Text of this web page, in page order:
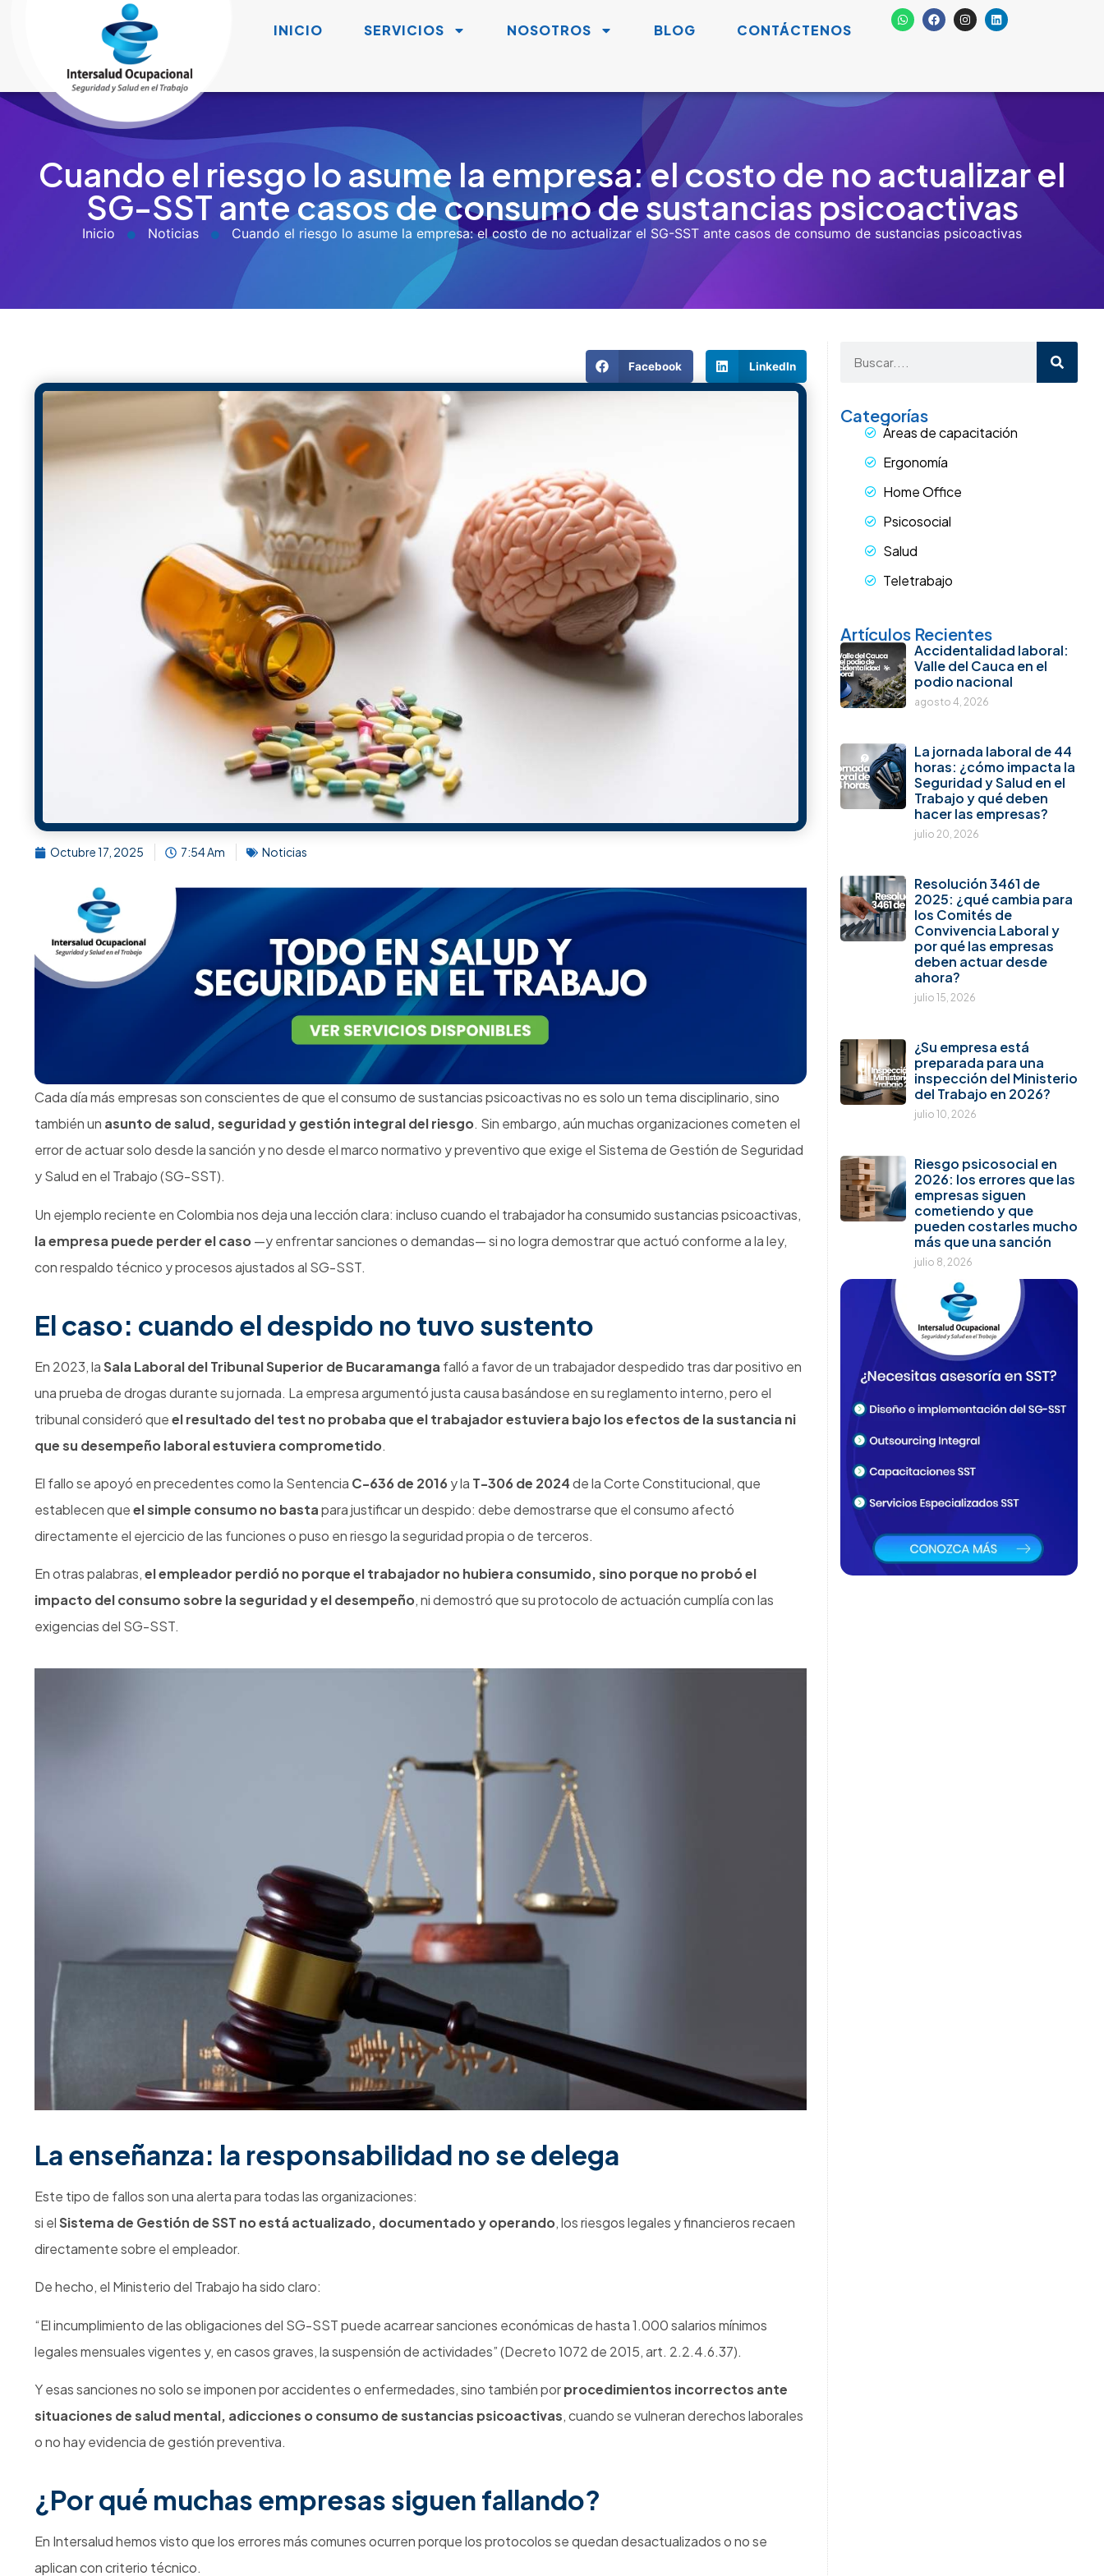
Desde Intersalud ocupacional recomendamos a las empresas adoptar una postura integral frente al consumo de sustancias
psicoactivas, combinando
Actualizar el SG-SST y sus procedimientos
Incorporar protocolos específicos para detección, evaluación y manejo de casos de consumo.
Capacitar a líderes, jefes de área y brigadistas
No todos los casos deben escalarse de la misma forma; la formación reduce errores disciplinarios.
Evaluar el riesgo según el tipo de labor
En tareas críticas (conducción, alturas, manipulación de maquinaria), el impacto puede ser inmediato; en labores
administrativas, los criterios deben ser distintos.
Implementar programas de prevención y cultura organizacional
Campañas internas, charlas y asesorías para hablar abiertamente del tema desde la salud, no desde la sanción.
Si se llega a aplicar una sanción, debe demostrarse afectación funcional, pruebas válidas y documentación completa.
Este caso deja una enseñanza contundente:no basta con tener políticas escritas o realizar pruebas; es indispensable
que el SG-SST esté actualizado, alineado con la normatividad y que las decisiones empresariales se tomen con respaldo
técnico, médico y legal.
En materia de Seguridad y Salud en el Trabajo, la omisión no exime de responsabilidad.
Por el contrario, puede costar millones en sanciones y, lo que es peor, puede evidenciar una cultura organizacional débil ante los
riesgos humanos y sociales que realmente importan.
En Intersalud Ocupacional reafirmamos que laprevención no es solo estrategia: es cultura, es cumplimiento y es
¡Profundiza en este tema con nosotros!
El consumo de sustancias psicoactivas en los entornos laborales no solo representa un riesgo para la seguridad y la salud, sino
también un desafío legal y organizacional. Contar con un SG-SST actualizado, políticas claras y una cultura de prevención
puede marcar la diferencia entre una empresa preparada y una expuesta a sanciones.
Te invitamos a participar en nuestro evento“Prevención, cultura y estrategia: la fórmula contra el consumo de
, que realizaremos en asocio con
Cali.
Un espacio exclusivo para líderes deTalento Humano, SST , Gerentes y empresarios
ámbito médico, psicológico y legal, quienes compartirán estrategias efectivas para abordar esta problemática con
responsabilidad, empatía y cumplimiento normativo.
Inscríbete ahora y asegura tu cupo:https://wa.link/f0of
Sentencia C-636 de 2016 – Corte Constitucional de Colombia
Establece que la prohibición del artículo 60 del Código Sustantivo del Trabajo (“presentarse al trabajo en estado de
embriaguez o bajo la influencia de drogas enervantes”)solo aplica cuando el consumo afecta directamente el
desempeño laboral o pone en riesgo la seguridad.
Sentencia T-306 de 2024 – Corte Constitucional de Colombia
Caso de trabajador que operaba maquinaria pesada y fue despedido por consumo comprobado. La Corte
terminación del contrato
al demostrar la empresa que el consumo comprometía la seguridad en un entorno de alto
Sala Laboral del Tribunal Superior de Bucaramanga – Radicado No. 68001-31-05-005-2023-00264-01
probó afectación funcional ni riesgo real en su desempeño.
Corte Suprema de Justicia – Sala Laboral (rad. SL1567-2020)
Reitera que no toda conducta asociada al consumo de alcohol o drogas constituye justa causade despido, si no
hay pruebas del impacto en el desempeño o la seguridad.
Fuentes Normativas
Decreto 1072 de 2015 – Decreto Único Reglamentario del Sector Trabajo
Libro 2, Parte 2, Título 4, Capítulo 6: Sistema de Gestión de Seguridad y Salud en el Trabajo (SG-SST).
Artículo 2.2.4.6.37: establece sanciones por incumplimiento del SG-SST dehasta 1.000 salarios mínimos legales
mensuales vigentes.
Artículo 60, numeral 2: prohíbe presentarse al trabajo en estado de embriaguez o bajo la influencia de drogas enervantes.
Artículo 62: define las justas causas de terminación del contrato de trabajo.
Fuentes complementarias y de análisis
– “Esto dijo la Corte Constitucional sobre el consumo de drogas en ámbitos laborales de alto
Cobertura del fallo T-306 de 2024 y análisis sobre sus implicaciones en seguridad laboral.
Ministerio del Trabajo de Colombia – Dirección de Riesgos Laborales
“Guía técnica para la identificación de factores de riesgo psicosocial y consumo de sustancias psicoactivas en el trabajo”.
(Disponible bajo solicitud o en repositorios institucionales).
Intersalud Ocupacional – 25 años cuidando lo que mueve tu empresa: las personas.
Contáctanos hoy. Transforma tus obligaciones en oportunidades. Escríbenos
de tus trabajadores, visítanos en siguiente enlace:
Seguridad y salud en el trabajo SG-SST
ANTERIOR
Más Allá del Tabú: Guía para la Prevención del Consumo de Sustancias Psicoactivas en el Trabajo
Otros artículos
¿Su empresa está preparada para
una inspección del Ministerio del
Trabajo en 2026?
julio 10, 2026
Riesgo psicosocial en 2026: los
errores que las empresas siguen
cometiendo y que pueden costarles
Resolución 1843 de 2025: ¿qué
cambia en las evaluaciones
médicas ocupacionales y qué deben
hacer las empresas?
Regístrate para recibir
actualizaciones en SST
Declaro que conozco y acepto la política de tratamiento de
datos personales.
REGISTRARSE AHORA